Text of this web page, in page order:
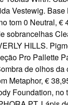
Vestewig. Base
tom 0 Neutral, €
sobrancelhas
HILLS.
Pro Pallette
de olhos da
Metaphor, €
Foundation, no